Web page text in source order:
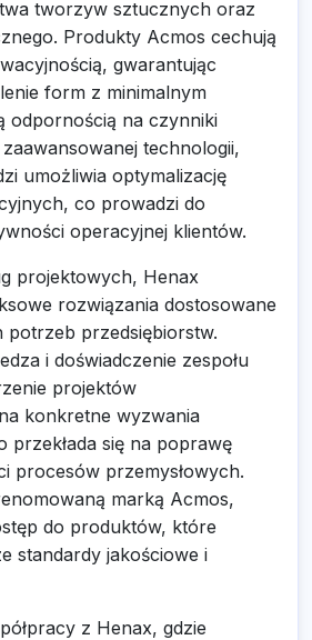
tworzyw sztucznych oraz
Produkty Acmos cechują
gwarantując
form z minimalnym
odpornością na czynniki
technologii,
umożliwia optymalizację
co prowadzi do
operacyjnej klientów.
projektowych, Henax
rozwiązania dostosowane
potrzeb przedsiębiorstw.
i doświadczenie zespołu
projektów
konkretne wyzwania
przekłada się na poprawę
procesów przemysłowych.
marką Acmos,
do produktów, które
standardy jakościowe i
z Henax, gdzie